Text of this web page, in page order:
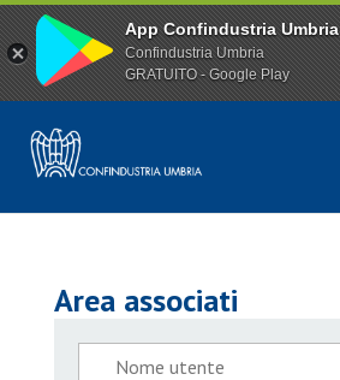
Area associati
App Confindustria Umbria
Confindustria Umbria
GRATUITO - Google Play